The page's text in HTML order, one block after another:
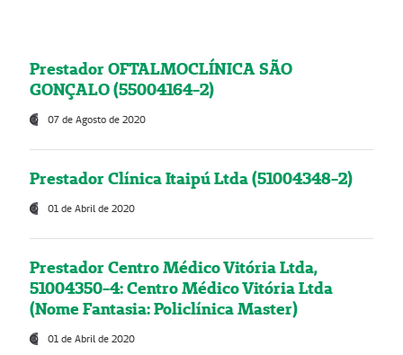
Prestador OFTALMOCLÍNICA SÃO
GONÇALO (55004164-2)
07 de Agosto de 2020
Prestador Clínica Itaipú Ltda (51004348-2)
01 de Abril de 2020
Prestador Centro Médico Vitória Ltda,
51004350-4: Centro Médico Vitória Ltda
(Nome Fantasia: Policlínica Master)
01 de Abril de 2020